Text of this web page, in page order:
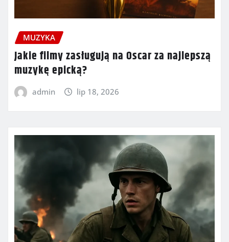
MUZYKA
Jakie filmy zasługują na Oscar za najlepszą
muzykę epicką?
admin lip 18, 2026